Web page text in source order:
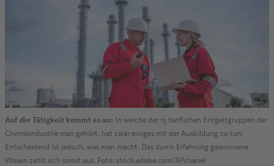
Auf die Tätigkeit kommt es an: In welche der 13 tariflichen Entgeltgruppen der
Chemieindustrie man gehört, hat zwar einiges mit der Ausbildung zu tun.
Entscheidend ist jedoch, was man macht. Das durch Erfahrung gewonnene
Wissen zahlt sich somit aus. Foto: stock.adobe.com/APchanel